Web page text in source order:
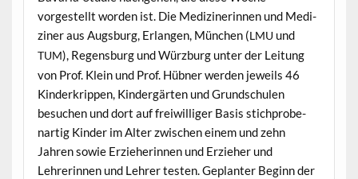
vorgestellt wor­den ist. Die Medi­ziner­in­nen und Medi­
zin­er aus Augs­burg, Erlan­gen, München (LMUund
TUM), Regens­burg und Würzburg unter der Leitung
von Prof. Klein und Prof. Hüb­n­er wer­den jew­eils 46
Kinderkrip­pen, Kindergärten und Grund­schulen
besuchen und dort auf frei­williger Basis stich­probe­
nar­tig Kinder im Alter zwis­chen einem und zehn
Jahren sowie Erzieherin­nen und Erzieher und
Lehrerin­nen und Lehrer testen. Geplanter Beginn der